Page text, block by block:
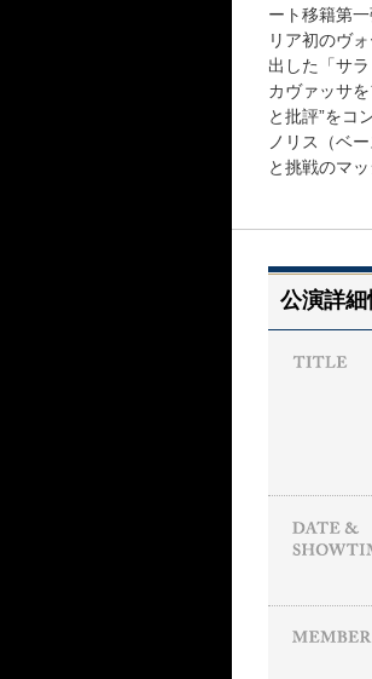
ート移籍第
リア初のヴ
出した「サ
カヴァッサ
と批評”をコ
ノリス（ベ
と挑戦のマ
公演詳細